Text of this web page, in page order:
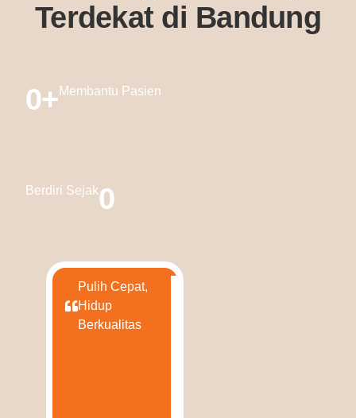
Terdekat di Bandung
0+ Membantu Pasien
Berdiri Sejak0
Pulih Cepat,
Hidup
Berkualitas